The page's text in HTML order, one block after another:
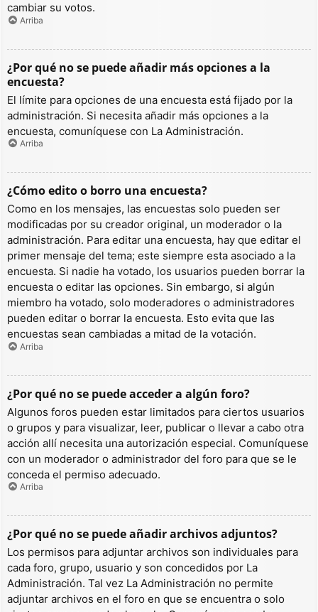
cambiar su votos.
Arriba
¿Por qué no se puede añadir más opciones a la
encuesta?
El límite para opciones de una encuesta está fijado por la
administración. Si necesita añadir más opciones a la
encuesta, comuníquese con La Administración.
Arriba
¿Cómo edito o borro una encuesta?
Como en los mensajes, las encuestas solo pueden ser
modificadas por su creador original, un moderador o la
administración. Para editar una encuesta, hay que editar el
primer mensaje del tema; este siempre esta asociado a la
encuesta. Si nadie ha votado, los usuarios pueden borrar la
encuesta o editar las opciones. Sin embargo, si algún
miembro ha votado, solo moderadores o administradores
pueden editar o borrar la encuesta. Esto evita que las
encuestas sean cambiadas a mitad de la votación.
Arriba
¿Por qué no se puede acceder a algún foro?
Algunos foros pueden estar limitados para ciertos usuarios
o grupos y para visualizar, leer, publicar o llevar a cabo otra
acción allí necesita una autorización especial. Comuníquese
con un moderador o administrador del foro para que se le
conceda el permiso adecuado.
Arriba
¿Por qué no se puede añadir archivos adjuntos?
Los permisos para adjuntar archivos son individuales para
cada foro, grupo, usuario y son concedidos por La
Administración. Tal vez La Administración no permite
adjuntar archivos en el foro en que se encuentra o solo